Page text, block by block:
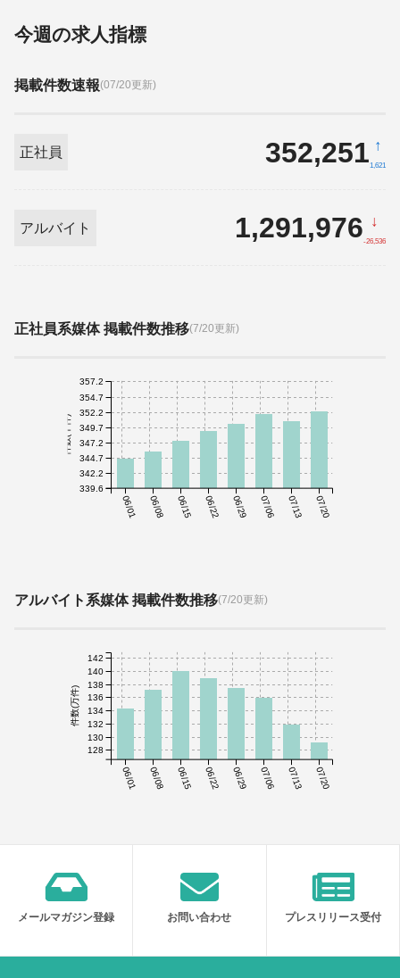
今週の求人指標
掲載件数速報(07/20更新)
正社員 352,251 ↑
1,621
アルバイト 1,291,976 ↓
-26,536
正社員系媒体 掲載件数推移(7/20更新)
06/01 06/08 06/15 06/22 06/29 07/06 07/13 07/20
件数(千件)
339.6
342.2
344.7
347.2
349.7
352.2
354.7
357.2
アルバイト系媒体 掲載件数推移(7/20更新)
06/01 06/08 06/15 06/22 06/29 07/06 07/13 07/20
件数(万件)
128
130
132
134
136
138
140
142
メールマガジン登録 お問い合わせ プレスリリース受付